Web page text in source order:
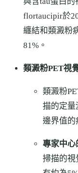
flortaucipir於
纏結和類澱粉
81%。
類澱粉PET視
類澱粉
描的定量
邊界值的
專家中心
掃描的視